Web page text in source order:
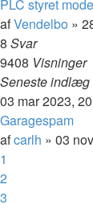
PLC styret
afVendelbo »
8 Svar
9408 Visninger
Seneste indlæg
03 mar 2023,
Garagespam
afcarlh » 03
1
2
3